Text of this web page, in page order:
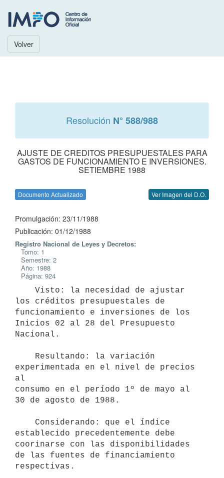
Volver
Resolución N° 588/988
AJUSTE DE CREDITOS PRESUPUESTALES PARA
GASTOS DE FUNCIONAMIENTO E INVERSIONES.
SETIEMBRE 1988
Documento Actualizado Ver Imagen del D.O.
Promulgación: 23/11/1988
Publicación: 01/12/1988
Registro Nacional de Leyes y Decretos:
Tomo: 1
Semestre: 2
Año: 1988
Página: 924
los créditos presupuestales de
funcionamiento e inversiones de los
Inicios 02 al 28 del Presupuesto
Nacional.
experimentada en el nivel de precios
al
consumo en el período 1º de mayo al
30 de agosto de 1988.
establecido precedentemente debe
coorinarse con las disponibilidades
de las fuentes de financiamiento
respectivas.